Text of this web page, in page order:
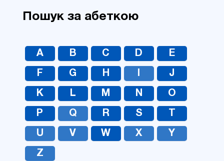
Пошук за абеткою
A B C D E
F G H J
K L M N O
P Q R S
U V W X Y
Z